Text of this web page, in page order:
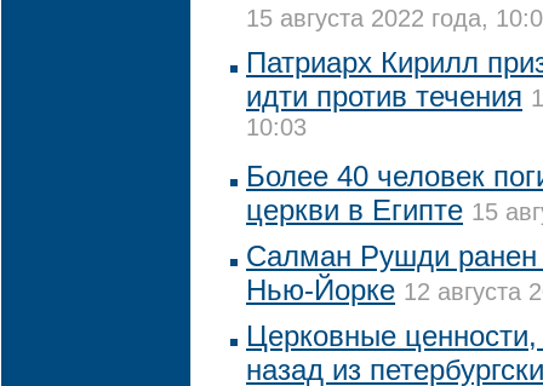
15 августа 2022 года,
Патриарх Кирилл
идти против течения
10:03
Более 40 человек
церкви в Египте 15
Салман Рушди ранен
Нью-Йорке 12 августа
Церковные
назад из